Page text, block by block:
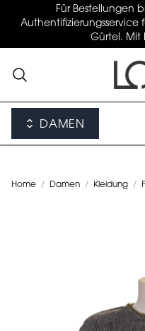
Für Bestellungen
Authentifizierungsservice
Gürtel. Mit
DAMEN
Home / Damen / Kleidung /